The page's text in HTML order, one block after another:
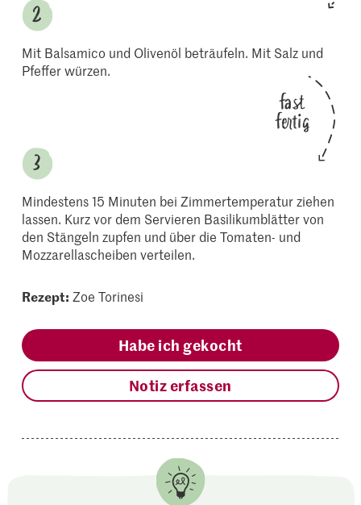
Mit Balsamico und Olivenöl beträufeln. Mit Salz und
Pfeffer würzen.
fast
fertig
Mindestens 15 Minuten bei Zimmertemperatur ziehen
lassen. Kurz vor dem Servieren Basilikumblätter von
den Stängeln zupfen und über die Tomaten- und
Mozzarellascheiben verteilen.
Rezept: Zoe Torinesi
Habe ich gekocht
Notiz erfassen